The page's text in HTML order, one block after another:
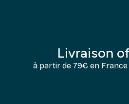
Livraison
à partir de 79€ en